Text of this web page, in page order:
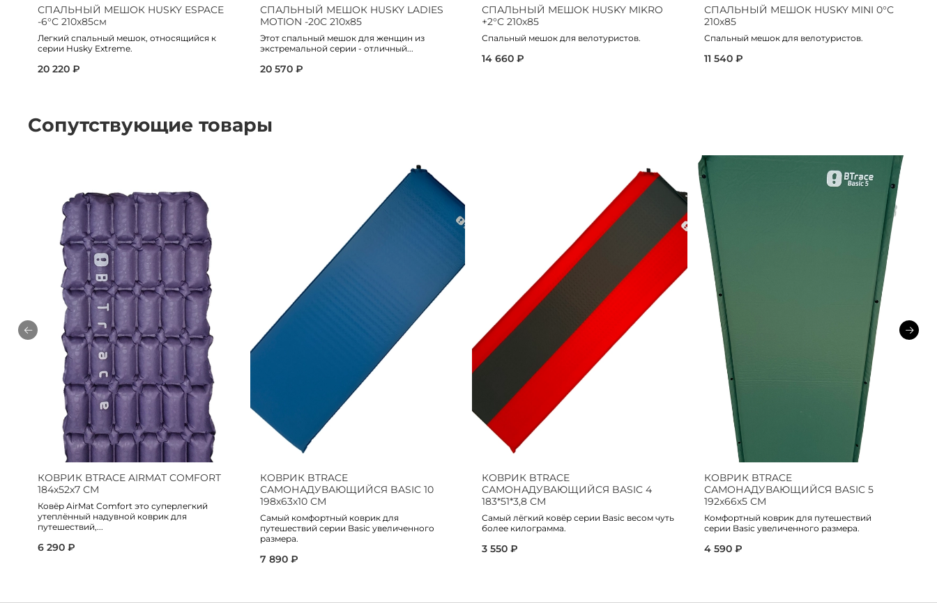
СПАЛЬНЫЙ МЕШОК HUSKY ESPACE
-6°С 210х85см
Легкий спальный мешок, относящийся к
серии Husky Extreme.
20 220 ₽
СПАЛЬНЫЙ МЕШОК HUSKY LADIES
MOTION -20С 210х85
Этот спальный мешок для женщин из
экстремальной серии - отличный...
20 570 ₽
СПАЛЬНЫЙ МЕШОК HUSKY MIKRO
+2°С 210х85
Спальный мешок для велотуристов.
14 660 ₽
СПАЛЬНЫЙ МЕШОК HUSKY MINI 0°С
210х85
Спальный мешок для велотуристов.
11 540 ₽
Сопутствующие товары
КОВРИК BTRACE AIRMAT COMFORT
184х52х7 СМ
Ковёр AirMat Comfort это суперлегкий
утеплённый надувной коврик для
путешествий,...
6 290 ₽
КОВРИК BTRACE
САМОНАДУВАЮЩИЙСЯ BASIC 10
198х63х10 СМ
Самый комфортный коврик для
путешествий серии Basic увеличенного
размера.
7 890 ₽
КОВРИК BTRACE
САМОНАДУВАЮЩИЙСЯ BASIC 4
183*51*3,8 СМ
Самый лёгкий ковёр серии Basic весом чуть
более килограмма.
3 550 ₽
КОВРИК BTRACE
САМОНАДУВАЮЩИЙСЯ BASIC 5
192х66х5 СМ
Комфортный коврик для путешествий
серии Basic увеличенного размера.
4 590 ₽